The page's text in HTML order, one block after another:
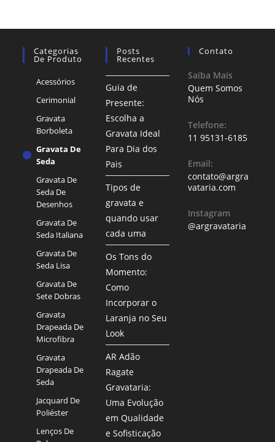
Categorias
De Produto
Acessórios
Cerimonial
Gravata
Borboleta
Gravata De
Seda
Gravata De
Seda De
Desenhos
Gravata De
Seda Italiana
Gravata De
Seda Lisa
Gravata De
Sete Dobras
Gravata
Drapeada De
Microfibra
Gravata
Drapeada De
Seda
Jacquard De
Poliéster
Lenços De
Posts
Recentes
Guia de
Presente:
Escolha a
Gravata Ideal
Para Dia dos
Pais
Tipos de
gravata e
quando usar
cada uma
Os Tons do
Momento:
Como
Incorporar o
Laranja no Seu
Look
AR Adão
Ragate
Gravataria:
Uma Evolução
em Qualidade
e Sofisticação
Contato
Saiba Mais
Quem Somos
Nós
Telefone:
11 95131-6185
Email:
contato@argra
vataria.com
Instagram
@argravataria